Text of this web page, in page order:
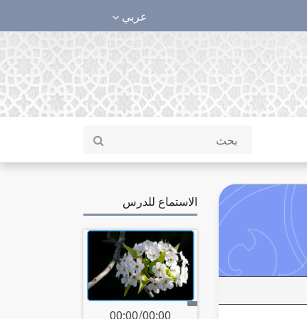
عربي
الاستماع للدرس
00:00/00:00